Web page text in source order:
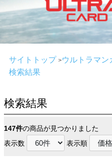
サイトトップ
ウルトラマン
検索結果
検索結果
147件の商品が見つかりました
表示数 表示順